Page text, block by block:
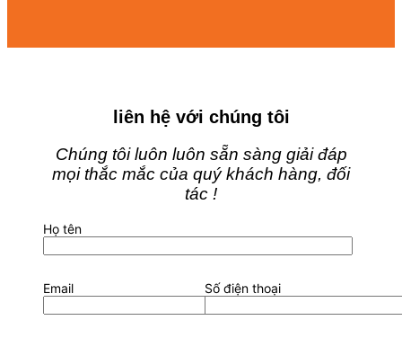
liên hệ với chúng tôi
Chúng tôi luôn luôn sẵn sàng giải đáp
mọi thắc mắc của quý khách hàng, đối
tác !
Họ tên
Email Số điện thoại